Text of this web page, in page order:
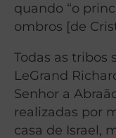
quando “o
ombros [de
Todas as tribos
LeGrand
Senhor a
realizadas por
casa de Israel,